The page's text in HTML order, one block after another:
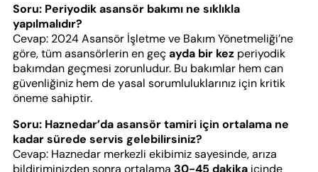
Soru: Periyodik asansör bakımı ne sıklıkla
yapılmalıdır?
Cevap: 2024 Asansör İşletme ve Bakım Yönetmeliği’ne
göre, tüm asansörlerin en geçayda bir kez periyodik
bakımdan geçmesi zorunludur. Bu bakımlar hem can
güvenliğiniz hem de yasal sorumluluklarınız için kritik
öneme sahiptir.
Soru: Haznedar’da asansör tamiri için ortalama ne
kadar sürede servis gelebilirsiniz?
Cevap: Haznedar merkezli ekibimiz sayesinde, arıza
bildiriminizden sonra ortalama 30-45 dakika içinde